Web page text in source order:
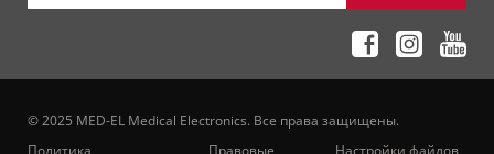
© 2025 MED-EL Medical Electronics. Все права защищены.
Политика
Правовые Настройки файлов